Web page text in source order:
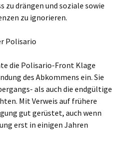
zu drängen und soziale sowie
zu ignorieren.
Polisario
die Polisario-Front Klage
des Abkommens ein. Sie
als auch die endgültige
Mit Verweis auf frühere
gut gerüstet, auch wenn
erst in einigen Jahren